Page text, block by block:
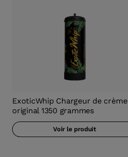
ExoticWhip Chargeur de crème
original 1350 grammes
Voir le produit